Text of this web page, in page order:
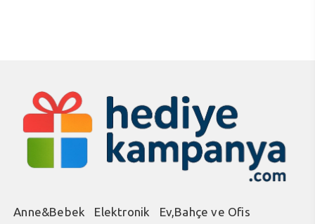
Anne&Bebek Elektronik Ev,Bahçe ve Ofis